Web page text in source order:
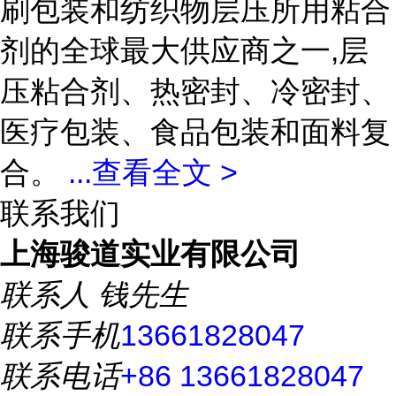
刷包装和纺织物层压所用粘合
剂的全球最大供应商之一,层
压粘合剂、热密封、冷密封、
医疗包装、食品包装和面料复
合。 ...查看全文 >
联系我们
上海骏道实业有限公司
联系人 钱先生
联系手机13661828047
联系电话+86 13661828047